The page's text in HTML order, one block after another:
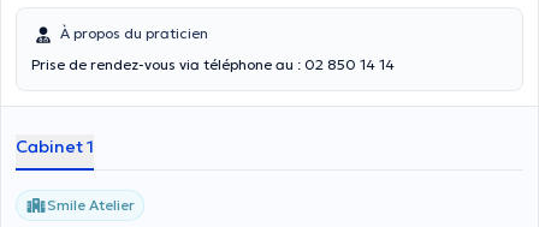
À propos du praticien
Prise de rendez-vous via téléphone au : 02 850 14 14
Cabinet 1
Smile Atelier